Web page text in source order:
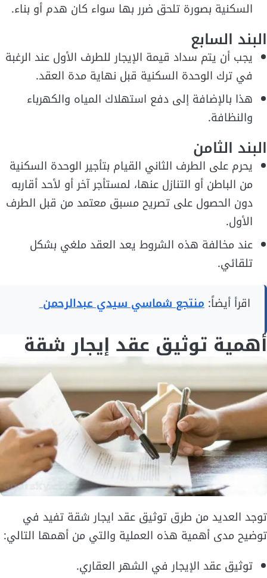
السكنية بصورة تلحق ضرر بها سواء كان هدم أو بناء.
البند السابع
يجب أن يتم سداد قيمة الإيجار للطرف الأول عند الرغبة
في ترك الوحدة السكنية قبل نهاية مدة العقد.
هذا بالإضافة إلى دفع استهلاك المياه والكهرباء
والنظافة.
البند الثامن
يحرم على الطرف الثاني القيام بتأجير الوحدة السكنية
من الباطن أو التنازل عنها، لمستأجر آخر أو لأحد أقاربه
دون الحصول على تصريح مسبق معتمد من قبل الطرف
الأول.
عند مخالفة هذه الشروط يعد العقد ملغي بشكل
تلقائي.
اقرأ أيضاً: منتجع شماسي سيدي عبدالرحمن
أهمية توثيق عقد إيجار شقة
توجد العديد من طرق توثيق عقد ايجار شقة تفيد في
توضيح مدى أهمية هذه العملية والتي من أهمها التالي:
توثيق عقد الإيجار في الشهر العقاري.